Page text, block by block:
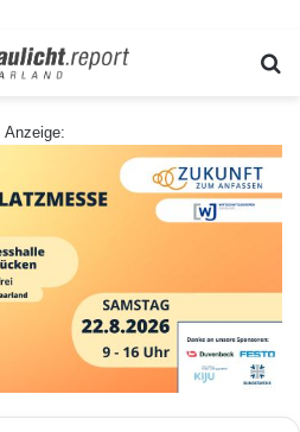
Anzeige: